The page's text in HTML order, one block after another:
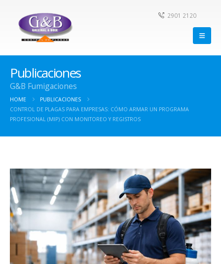
2901 2120
Publicaciones
G&B Fumigaciones
HOME
PUBLICACIONES
CONTROL DE PLAGAS PARA EMPRESAS: CÓMO ARMAR UN PROGRAMA
PROFESIONAL (MIP) CON MONITOREO Y REGISTROS